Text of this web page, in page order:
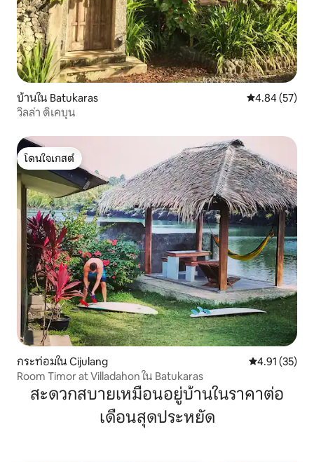
บ้านใน Batukaras คะแนนเฉลี่ย
4.84 (57)
วิลล่า ดิเคบุน
โดนใจเกสต์
โดนใจเกสต์
กระท่อมใน Cijulang คะแนนเฉลี่ย
4.91 (35)
Room Timor at Villadahon ใน Batukaras
สะดวกสบายเหมือนอยู่บ้านในราคาต่อ
เดือนสุดประหยัด